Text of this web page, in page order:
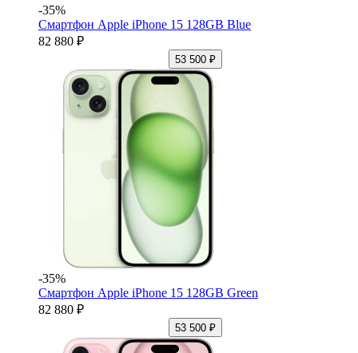
-35%
Смартфон Apple iPhone 15 128GB Blue
82 880 ₽
53 500 ₽
-35%
Смартфон Apple iPhone 15 128GB Green
82 880 ₽
53 500 ₽